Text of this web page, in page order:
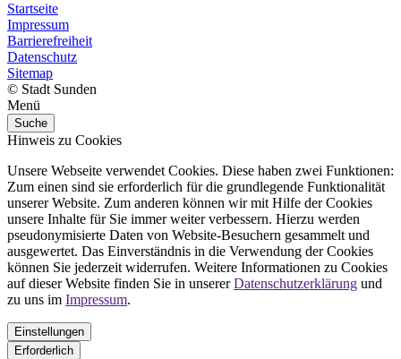
Startseite
Impressum
Barrierefreiheit
Datenschutz
Sitemap
© Stadt Sunden
Menü
Suche
Hinweis zu Cookies
Unsere Webseite verwendet Cookies. Diese haben zwei Funktionen:
Zum einen sind sie erforderlich für die grundlegende Funktionalität
unserer Website. Zum anderen können wir mit Hilfe der Cookies
unsere Inhalte für Sie immer weiter verbessern. Hierzu werden
pseudonymisierte Daten von Website-Besuchern gesammelt und
ausgewertet. Das Einverständnis in die Verwendung der Cookies
können Sie jederzeit widerrufen. Weitere Informationen zu Cookies
auf dieser Website finden Sie in unsererDatenschutzerklärung und
zu uns im Impressum.
Einstellungen
Erforderlich